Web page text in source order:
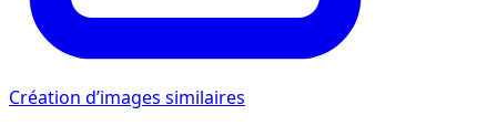
Création d’images similaires